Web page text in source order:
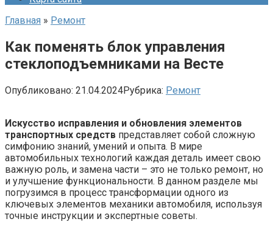
Главная » Ремонт
Как поменять блок управления
стеклоподъемниками на Весте
Опубликовано: 21.04.2024Рубрика: Ремонт
Искусство исправления и обновления элементов
транспортных средств представляет собой сложную
симфонию знаний, умений и опыта. В мире
автомобильных технологий каждая деталь имеет свою
важную роль, и замена части – это не только ремонт, но
и улучшение функциональности. В данном разделе мы
погрузимся в процесс трансформации одного из
ключевых элементов механики автомобиля, используя
точные инструкции и экспертные советы.